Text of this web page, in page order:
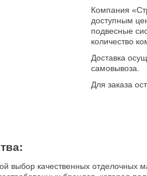
Компания
доступным
подвесные
количество
Доставка
самовывоза.
Для заказа
выбор качественных отделочных